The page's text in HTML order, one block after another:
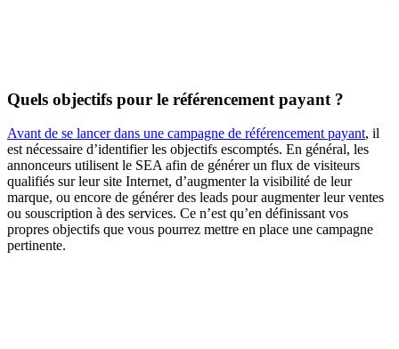
Quels objectifs pour le référencement payant ?
Avant de se lancer dans une campagne de référencement payant, il
est nécessaire d’identifier les objectifs escomptés. En général, les
annonceurs utilisent le SEA afin de générer un flux de visiteurs
qualifiés sur leur site Internet, d’augmenter la visibilité de leur
marque, ou encore de générer des leads pour augmenter leur ventes
ou souscription à des services. Ce n’est qu’en définissant vos
propres objectifs que vous pourrez mettre en place une campagne
pertinente.